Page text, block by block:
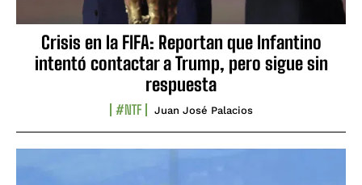
Crisis en la FIFA: Reportan que Infantino
intentó contactar a Trump, pero sigue sin
respuesta
#NTF Juan José Palacios